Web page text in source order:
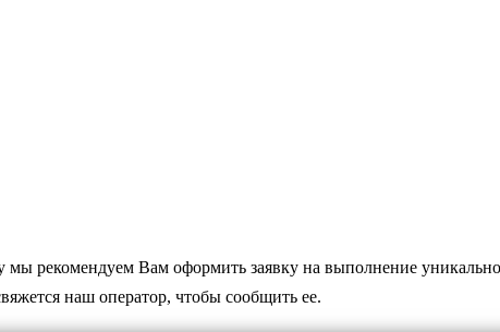
рекомендуем Вам оформить заявку на выполнение
наш оператор, чтобы сообщить ее.